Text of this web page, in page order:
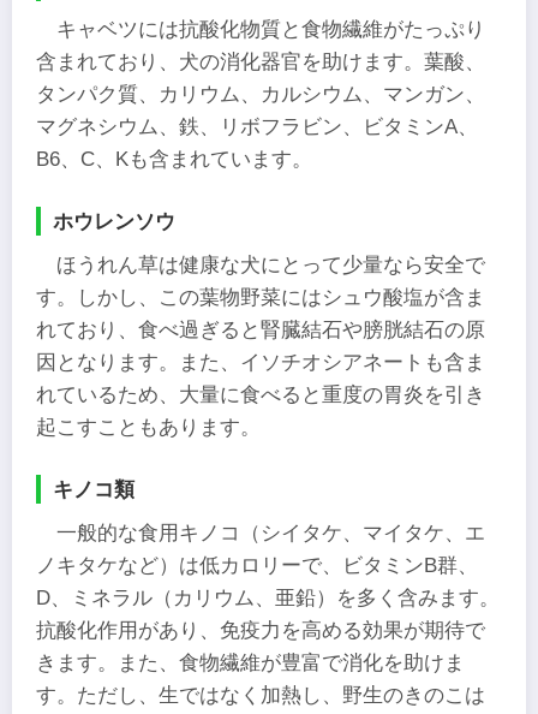
キャベツには抗酸化物質と食物繊維がたっぷり
含まれており、犬の消化器官を助けます。葉酸、
タンパク質、カリウム、カルシウム、マンガン、
マグネシウム、鉄、リボフラビン、ビタミンA、
B6、C、Kも含まれています。
ホウレンソウ
ほうれん草は健康な犬にとって少量なら安全で
す。しかし、この葉物野菜にはシュウ酸塩が含ま
れており、食べ過ぎると腎臓結石や膀胱結石の原
因となります。また、イソチオシアネートも含ま
れているため、大量に食べると重度の胃炎を引き
起こすこともあります。
キノコ類
一般的な食用キノコ（シイタケ、マイタケ、エ
ノキタケなど）は低カロリーで、ビタミンB群、
D、ミネラル（カリウム、亜鉛）を多く含みます。
抗酸化作用があり、免疫力を高める効果が期待で
きます。また、食物繊維が豊富で消化を助けま
す。ただし、生ではなく加熱し、野生のきのこは